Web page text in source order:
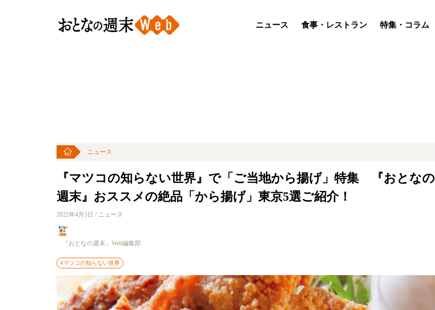
ニュース 食事・レストラン 特集・コラム
ニュース
『マツコの知らない世界』で「ご当地から揚げ」特集 『おとなの
週末』おススメの絶品「から揚げ」東京5選ご紹介！
2022年4月5日 / ニュース
『おとなの週末』Web編集部
#マツコの知らない世界